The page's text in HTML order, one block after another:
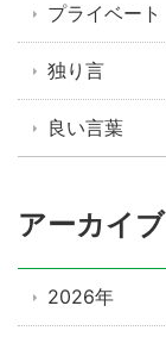
プライベート
独り言
良い言葉
アーカイブ
2026年